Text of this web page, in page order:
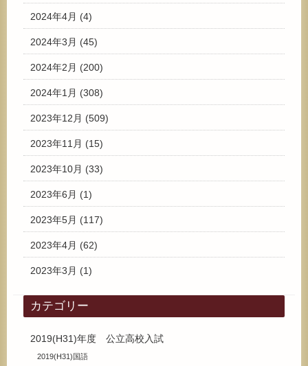
2024年4月 (4)
2024年3月 (45)
2024年2月 (200)
2024年1月 (308)
2023年12月 (509)
2023年11月 (15)
2023年10月 (33)
2023年6月 (1)
2023年5月 (117)
2023年4月 (62)
2023年3月 (1)
カテゴリー
2019(H31)年度 公立高校入試
2019(H31)国語